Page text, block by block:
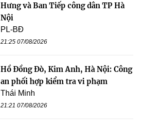
Hưng và Ban Tiếp công dân TP Hà
Nội
PL-BĐ
21:25 07/08/2026
Hồ Đồng Đò, Kim Anh, Hà Nội: Công
an phối hợp kiểm tra vi phạm
Thái Minh
21:21 07/08/2026